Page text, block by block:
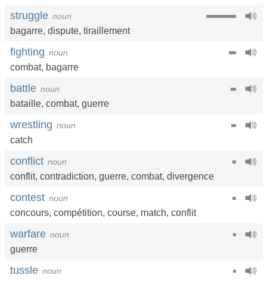
struggle noun
bagarre, dispute, tiraillement
fighting noun
combat, bagarre
battle noun
bataille, combat, guerre
wrestling noun
catch
conflict noun
conflit, contradiction, guerre, combat, divergence
contest noun
concours, compétition, course, match, conflit
warfare noun
guerre
tussle noun